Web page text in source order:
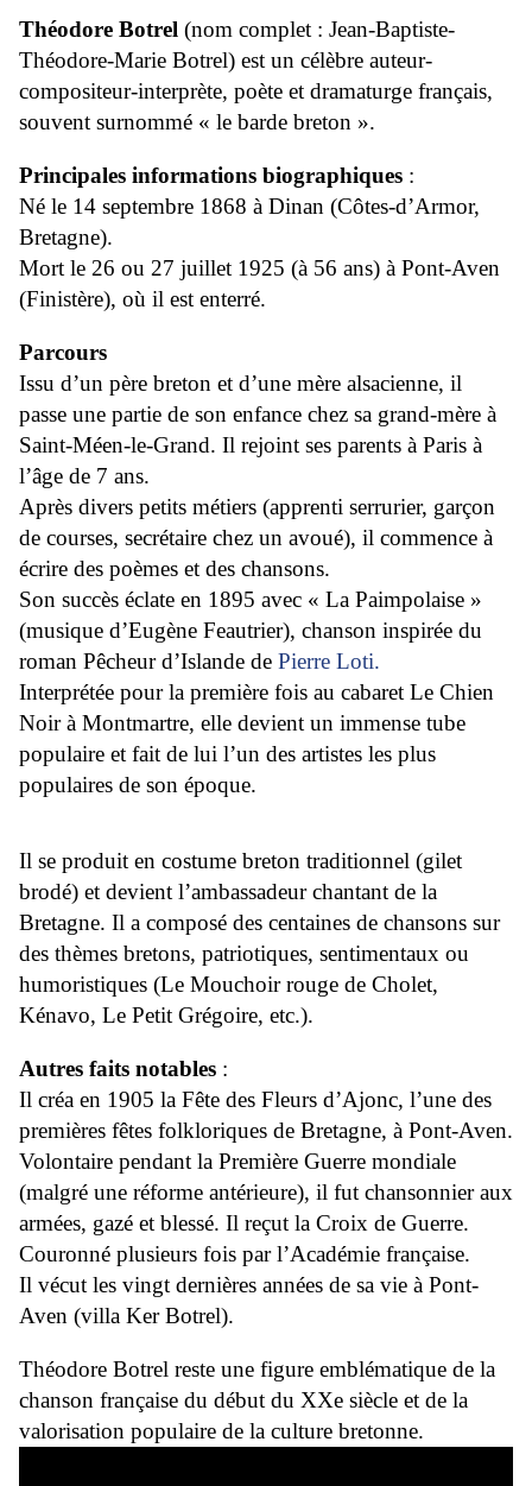
Théodore Botrel (nom complet : Jean-Baptiste-
Théodore-Marie Botrel) est un célèbre auteur-
compositeur-interprète, poète et dramaturge français,
souvent surnommé « le barde breton ».
Principales informations biographiques :
Né le 14 septembre 1868 à Dinan (Côtes-d’Armor,
Bretagne).
Mort le 26 ou 27 juillet 1925 (à 56 ans) à Pont-Aven
(Finistère), où il est enterré.
Parcours
Issu d’un père breton et d’une mère alsacienne, il
passe une partie de son enfance chez sa grand-mère à
Saint-Méen-le-Grand. Il rejoint ses parents à Paris à
l’âge de 7 ans.
Après divers petits métiers (apprenti serrurier, garçon
de courses, secrétaire chez un avoué), il commence à
écrire des poèmes et des chansons.
Son succès éclate en 1895 avec « La Paimpolaise »
(musique d’Eugène Feautrier), chanson inspirée du
roman Pêcheur d’Islande de Pierre Loti.
Interprétée pour la première fois au cabaret Le Chien
Noir à Montmartre, elle devient un immense tube
populaire et fait de lui l’un des artistes les plus
populaires de son époque.
Il se produit en costume breton traditionnel (gilet
brodé) et devient l’ambassadeur chantant de la
Bretagne. Il a composé des centaines de chansons sur
des thèmes bretons, patriotiques, sentimentaux ou
humoristiques (Le Mouchoir rouge de Cholet,
Kénavo, Le Petit Grégoire, etc.).
Autres faits notables :
Il créa en 1905 la Fête des Fleurs d’Ajonc, l’une des
premières fêtes folkloriques de Bretagne, à Pont-Aven.
Volontaire pendant la Première Guerre mondiale
(malgré une réforme antérieure), il fut chansonnier aux
armées, gazé et blessé. Il reçut la Croix de Guerre.
Couronné plusieurs fois par l’Académie française.
Il vécut les vingt dernières années de sa vie à Pont-
Aven (villa Ker Botrel).
Théodore Botrel reste une figure emblématique de la
chanson française du début du XXe siècle et de la
valorisation populaire de la culture bretonne.